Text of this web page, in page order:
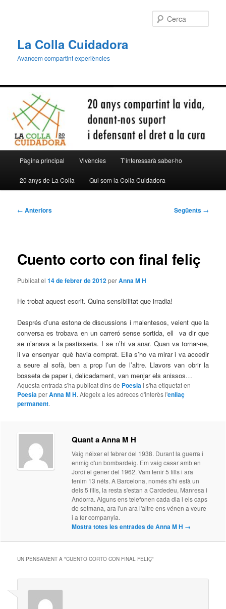
La Colla Cuidadora
Avancem compartint experiències
principal
Pàgina principal Vivències T’interessarà saber-ho
20 anys de La Colla Qui som la Colla Cuidadora
Navegació
← Anteriors Següents →
Cuento corto con final feliç
Publicat el14 de febrer de 2012perAnna M H
He trobat aquest escrit. Quina sensibilitat que irradia!
Després d’una estona de discussions i malentesos, veient que la
conversa es trobava en un carreró sense sortida, ell va dir que
se n’anava a la pastisseria. I se n’hi va anar. Quan va tornar-ne,
li va ensenyar què havia comprat. Ella s’ho va mirar i va accedir
a seure al sofà, ben a prop l’un de l’altre. Llavors van obrir la
bosseta de paper i, delicadament, van menjar els anissos…
Aquesta entrada s'ha publicat dins de Poesiai s'ha etiquetat en
PoesíaperAnna M H. Afegeix a les adreces d'interès l'enllaç
permanent.
Quant a Anna M H
Vaig néixer el febrer del 1938. Durant la guerra i
enmig d'un bombardeig. Em vaig casar amb en
Jordi el gener del 1962. Vam tenir 5 fills i ara
tenim 13 néts. A Barcelona, només s'hi està un
dels 5 fills, la resta s'estan a Cardedeu, Manresa i
Andorra. Alguns ens telefonen cada dia i els caps
de setmana, ara l'un ara l'altre ens vénen a veure
i a fer companyia.
Mostra totes les entrades de Anna M H →
UN PENSAMENT A "CUENTO CORTO CON FINAL FELIÇ"